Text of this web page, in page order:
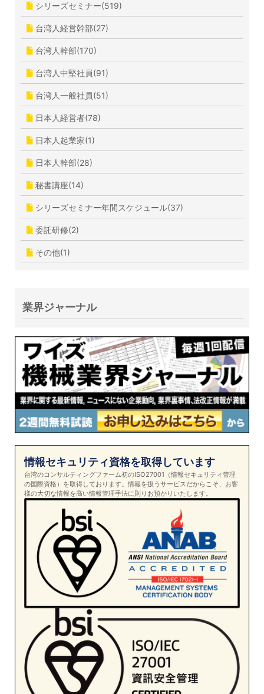
シリーズセミナー(519)
台湾人経営幹部(27)
台湾人幹部(170)
台湾人中堅社員(91)
台湾人一般社員(51)
日本人経営者(78)
日本人起業家(1)
日本人幹部(28)
秘書講座(14)
シリーズセミナー年間スケジュール(37)
委託研修(2)
その他(1)
業界ジャーナル
情報セキュリティ資格を取得しています
台湾のコンサルティングファーム初のISO27001（情報セキュリティ管理
の国際資格）を取得しております。情報を扱うサービスだからこそ、お客
様の大切な情報を高い情報管理手法に則りお預かりいたします。